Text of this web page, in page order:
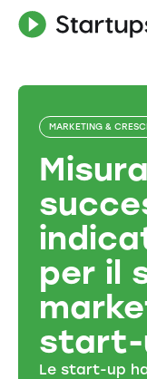
MARKETING &
per il
start-
Le start-up